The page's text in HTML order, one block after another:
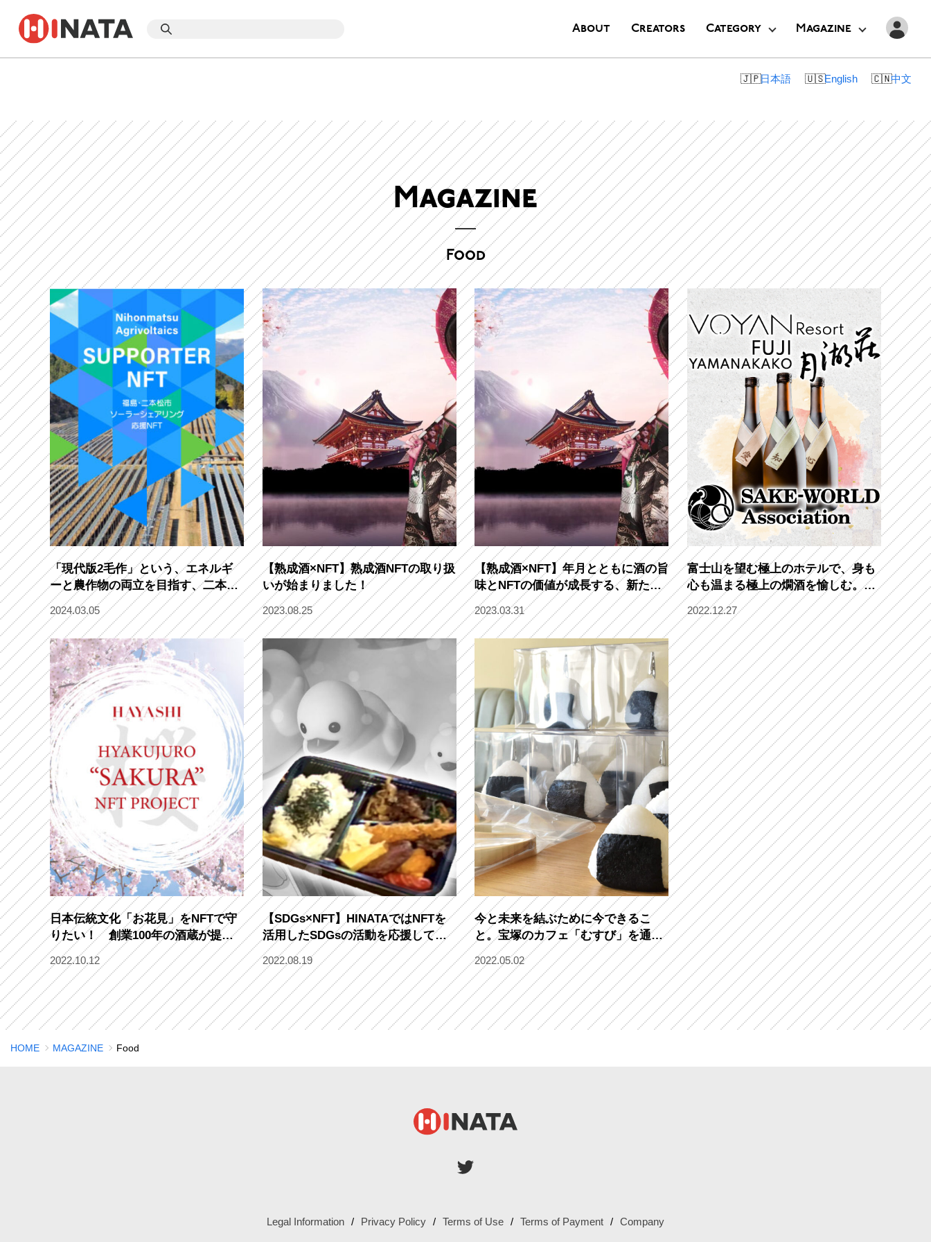
About Creators Category Magazine
English
日本語 中文
Magazine
Food
「現代版2毛作」という、エネルギ
ーと農作物の両立を目指す、二本松
営農ソーラー・Sunshineの挑戦。
2024.03.05
【熟成酒×NFT】熟成酒NFTの取り扱
いが始まりました！
2023.08.25
【熟成酒×NFT】年月とともに酒の旨
味とNFTの価値が成長する、新たな
熟成酒の楽しみ方へ
2023.03.31
富士山を望む極上のホテルで、身も
心も温まる極上の燗酒を愉しむ。ベ
ンチャーホテルブランド「VOYAN
HOTELS」×日本酒文化を世界に発
信する「SWA」のおもてなしコラボ
が実現！
2022.12.27
日本伝統文化「お花見」をNFTで守
りたい！ 創業100年の酒蔵が提案
する「桜の木のオーナープロジェク
ト」で、サスティナブルなお花見へ
2022.10.12
【SDGs×NFT】HINATAではNFTを
活用したSDGsの活動を応援してい
ます！
2022.08.19
今と未来を結ぶために今できるこ
と。宝塚のカフェ「むすび」を通し
て、こどもたちへおいしい贈り物を
2022.05.02
HOME MAGAZINE Food
Legal Information Privacy Policy Terms of Use Terms of Payment Company